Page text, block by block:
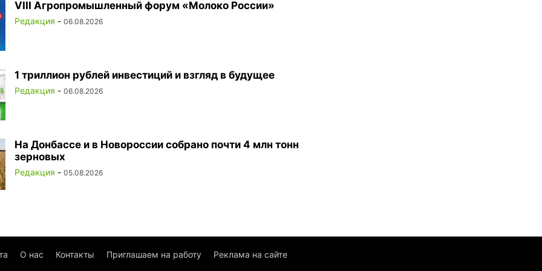
VIII Агропромышленный форум «Молоко России»
Редакция - 06.08.2026
1 триллион рублей инвестиций и взгляд в будущее
Редакция - 06.08.2026
На Донбассе и в Новороссии собрано почти 4 млн тонн
зерновых
Редакция - 05.08.2026
О нас Контакты Приглашаем на работу Реклама на сайте